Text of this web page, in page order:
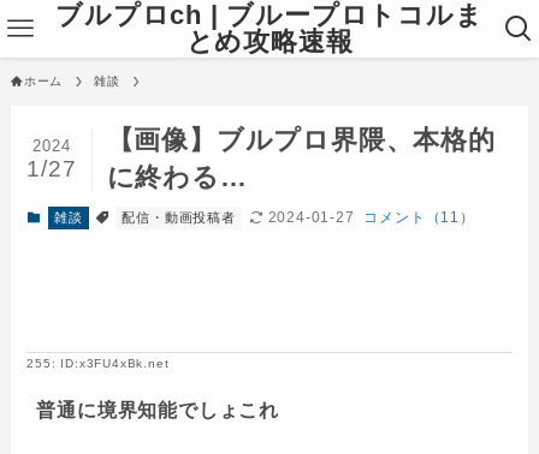
ブルプロch | ブループロトコルま
とめ攻略速報
ホーム 雑談
【画像】ブルプロ界隈、本格的
に終わる…
2024
1/27
雑談 配信・動画投稿者 2024-01-27 コメント（11）
255: ID:x3FU4xBk.net
普通に境界知能でしょこれ